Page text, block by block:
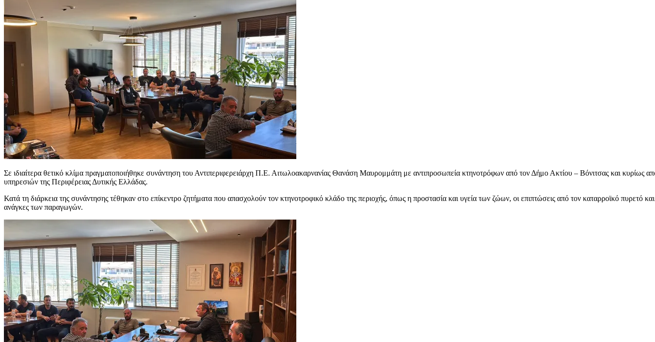
Σε ιδιαίτερα θετικό κλίμα πραγματοποιήθηκε συνάντηση του Αντιπεριφερειάρχη Π.Ε. Αιτωλοακαρνανίας Θανάση Μαυρομμάτη με αντιπροσωπεία κτηνοτρόφων από τον Δήμο Ακτίου – Βόνιτσας και
υπηρεσιών της Περιφέρειας Δυτικής Ελλάδας.
Κατά τη διάρκεια της συνάντησης τέθηκαν στο επίκεντρο ζητήματα που απασχολούν τον κτηνοτροφικό κλάδο της περιοχής, όπως η προστασία και υγεία των ζώων, οι επιπτώσεις από τον καταρροϊκό πυρετό
ανάγκες των παραγωγών.